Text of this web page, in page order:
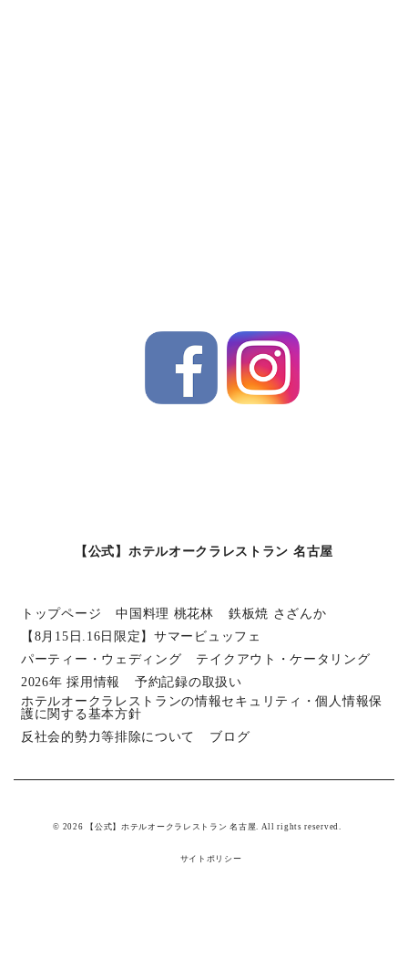
【公式】ホテルオークラレストラン 名古屋
トップページ 中国料理 桃花林
鉄板焼 さざんか
【8月15日.16日限定】サマービュッフェ
パーティー・ウェディング
テイクアウト・ケータリング
2026年 採用情報
予約記録の取扱い
ホテルオークラレストランの情報セキュリティ・個人情報保
護に関する基本方針
反社会的勢力等排除について
ブログ
© 2026 【公式】ホテルオークラレストラン 名古屋. All rights reserved.
サイトポリシー